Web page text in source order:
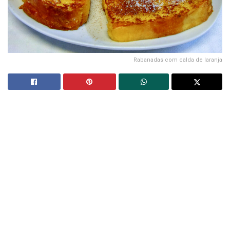
Rabanadas com calda de laranja